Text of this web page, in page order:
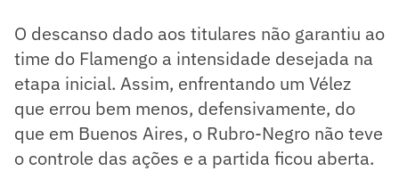
O descanso dado aos titulares não garantiu ao
time do Flamengo a intensidade desejada na
etapa inicial. Assim, enfrentando um Vélez
que errou bem menos, defensivamente, do
que em Buenos Aires, o Rubro-Negro não teve
o controle das ações e a partida ficou aberta.